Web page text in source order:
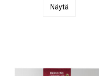
Näytä